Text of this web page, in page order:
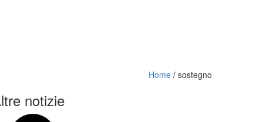
Home / sostegno
notizie